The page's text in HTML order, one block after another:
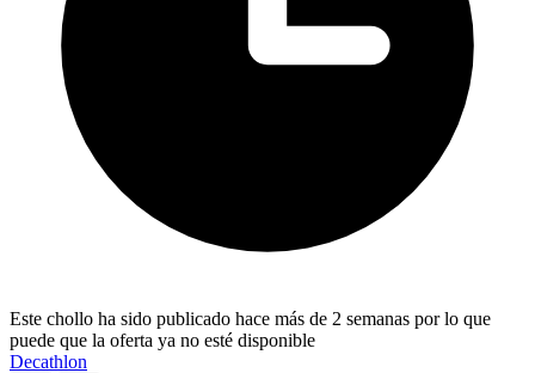
Este chollo ha sido publicado hace más de 2 semanas por lo que
puede que la oferta ya no esté disponible
Decathlon